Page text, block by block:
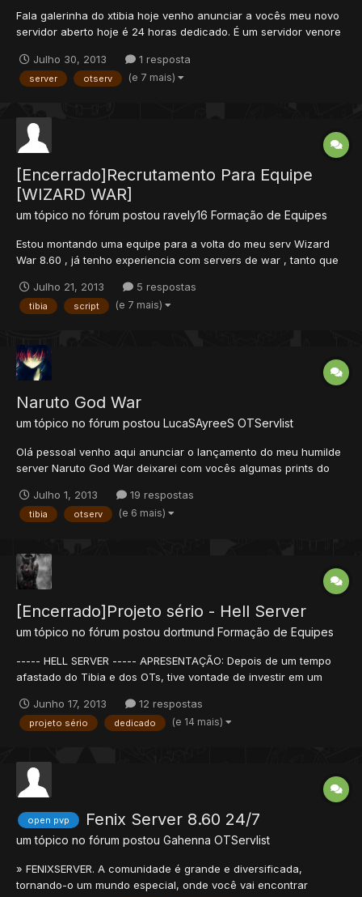
Fala galerinha do xtibia hoje venho anunciar a vocês meu novo
servidor aberto hoje é 24 horas dedicado. É um servidor venore
tutoriais abertos de pessoas que abrem o server lota depois
fexa então ta ai esse servidor quem q...
Julho 30, 2013 1 resposta
server otserv (e 7 mais)
[Encerrado]Recrutamento Para Equipe
[WIZARD WAR]
um tópico no fórum postou ravely16 Formação de Equipes
Estou montando uma equipe para a volta do meu serv Wizard
War 8.60 , já tenho experiencia com servers de war , tanto que
Bateu 110 players online sem trainers . Estou procurando uma
equipe competente para me auxiliar neste caminho que
Julho 21, 2013 5 respostas
tibia script (e 7 mais)
Naruto God War
um tópico no fórum postou LucaSAyreeS OTServlist
Olá pessoal venho aqui anunciar o lançamento do meu humilde
server Naruto God War deixarei com vocês algumas prints do
(Sasori Custa 1500 gold bar)( Um Total de 26 personagens)
Algumas magias novas abaixo: \/...
Julho 1, 2013 19 respostas
tibia otserv (e 6 mais)
[Encerrado]Projeto sério - Hell Server
um tópico no fórum postou dortmund Formação de Equipes
----- HELL SERVER ----- APRESENTAÇÃO: Depois de um tempo
afastado do Tibia e dos OTs, tive vontade de investir em um
pessoa(s) que se propuser(em) a me auxiliar. Estudei um pouco
e consegui colocar um Baiak 8.6 online, o ip segue...
Junho 17, 2013 12 respostas
projeto sério dedicado (e 14 mais)
open pvp Fenix Server 8.60 24/7
um tópico no fórum postou Gahenna OTServlist
» FENIXSERVER. A comunidade é grande e diversificada,
tornando-o um mundo especial, onde você vai encontrar